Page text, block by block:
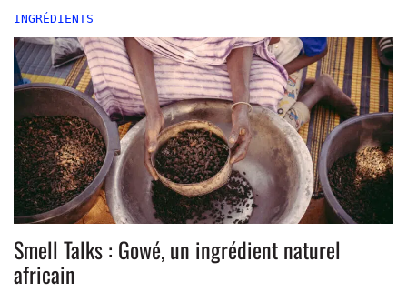
INGRÉDIENTS
Smell Talks : Gowé, un ingrédient naturel
africain